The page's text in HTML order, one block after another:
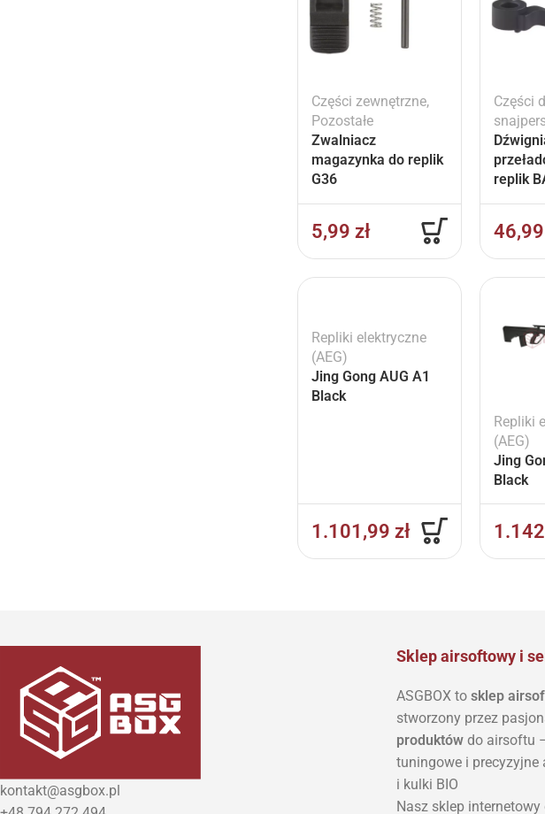
Części zewnętrzne,
Pozostałe
Zwalniacz
magazynka do replik
G36
5,99 zł
Części
replik
46,99
Repliki elektryczne
(AEG)
Jing Gong AUG A1
Black
1.101,99 zł
Repliki
(AEG)
Jing
Black
kontakt@asgbox.pl
Sklep airsoftowy i
ASGBOX to sklep
stworzony przez
produktów do airsoftu
tuningowe i precyzyjne
i kulki BIO
Nasz sklep internetowy